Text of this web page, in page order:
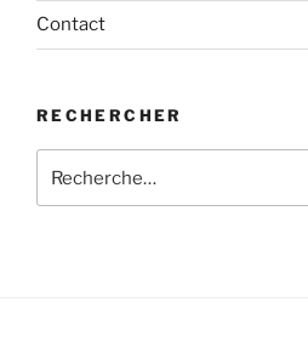
Contact
RECHERCHER
pour